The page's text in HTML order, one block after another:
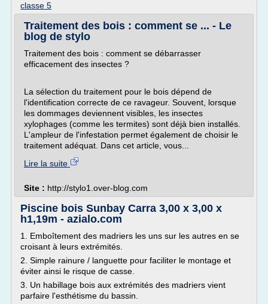
classe 5
Traitement des bois : comment se ... - Le
blog de stylo
Traitement des bois : comment se débarrasser
efficacement des insectes ?
La sélection du traitement pour le bois dépend de
l'identification correcte de ce ravageur. Souvent, lorsque
les dommages deviennent visibles, les insectes
xylophages (comme les termites) sont déjà bien installés.
L'ampleur de l'infestation permet également de choisir le
traitement adéquat. Dans cet article, vous...
Lire la suite
Site : http://stylo1.over-blog.com
Piscine bois Sunbay Carra 3,00 x 3,00 x
h1,19m - azialo.com
1. Emboîtement des madriers les uns sur les autres en se
croisant à leurs extrémités.
2. Simple rainure / languette pour faciliter le montage et
éviter ainsi le risque de casse.
3. Un habillage bois aux extrémités des madriers vient
parfaire l'esthétisme du bassin.